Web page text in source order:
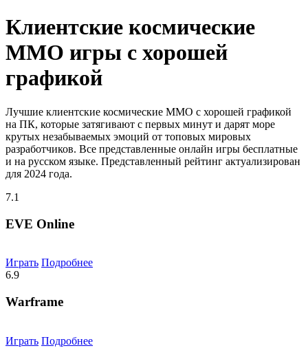
Клиентские космические
MMO игры с хорошей
графикой
Лучшие клиентские космические MMO с хорошей графикой
на ПК, которые затягивают с первых минут и дарят море
крутых незабываемых эмоций от топовых мировых
разработчиков. Все представленные онлайн игры бесплатные
и на русском языке. Представленный рейтинг актуализирован
для 2024 года.
7.1
EVE Online
Играть Подробнее
6.9
Warframe
Играть Подробнее